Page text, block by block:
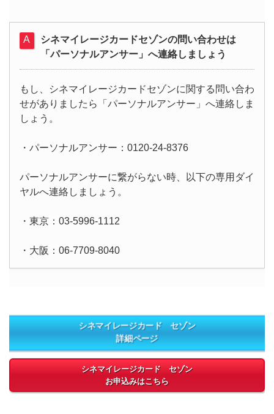
シネマイレージカードセゾンの問い合わせは
「パーソナルアンサー」へ連絡しましょう
もし、シネマイレージカードセゾンに関する問い合わ
せがありましたら「パーソナルアンサー」へ連絡しま
しょう。
・パーソナルアンサー：0120-24-8376
パーソナルアンサーに繋がらない時、以下の専用ダイ
ヤルへ連絡しましょう。
・東京：03-5996-1112
・大阪：06-7709-8040
シネマイレージカード セゾン
詳細ページ
シネマイレージカード セゾン
お申込みはこちら